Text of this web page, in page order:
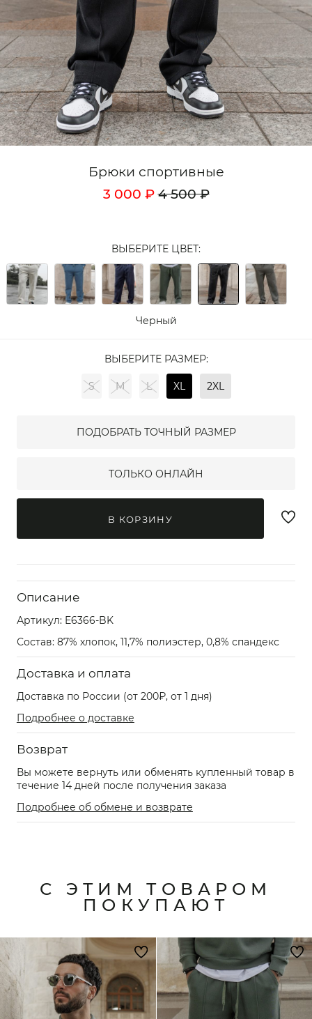
Брюки спортивные
3 000 ₽ 4 500 ₽
ВЫБЕРИТЕ ЦВЕТ:
Черный
ВЫБЕРИТЕ РАЗМЕР:
S M L XL 2XL
ПОДОБРАТЬ ТОЧНЫЙ РАЗМЕР
ТОЛЬКО ОНЛАЙН
В КОРЗИНУ
Описание
Артикул: E6366-BK
Состав: 87% хлопок, 11,7% полиэстер, 0,8% спандекс
Доставка и оплата
Доставка по России (от 200₽, от 1 дня)
Подробнее о доставке
Возврат
Вы можете вернуть или обменять купленный товар в
течение 14 дней после получения заказа
Подробнее об обмене и возврате
С ЭТИМ ТОВАРОМ
ПОКУПАЮТ
Кардиганы
Комплекты
Лонгсливы
Поло
Рубашки
Аксессуары